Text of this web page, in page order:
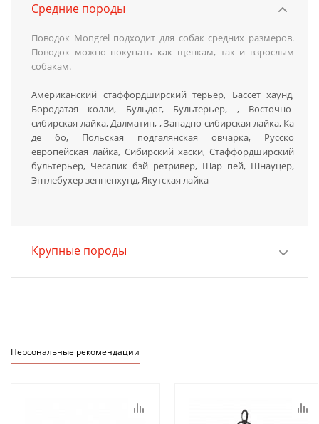
Средние породы
Поводок Mongrel подходит для собак средних размеров.
Поводок можно покупать как щенкам, так и взрослым
собакам.
Американский стаффордширский терьер, Бассет хаунд,
Бородатая колли, Бульдог, Бультерьер, , Восточно-
сибирская лайка, Далматин, , Западно-сибирская лайка, Ка
де бо, Польская подгалянская овчарка, Русско
европейская лайка, Сибирский хаски, Стаффордширский
бультерьер, Чесапик бэй ретривер, Шар пей, Шнауцер,
Энтлебухер зенненхунд, Якутская лайка
Крупные породы
Персональные рекомендации